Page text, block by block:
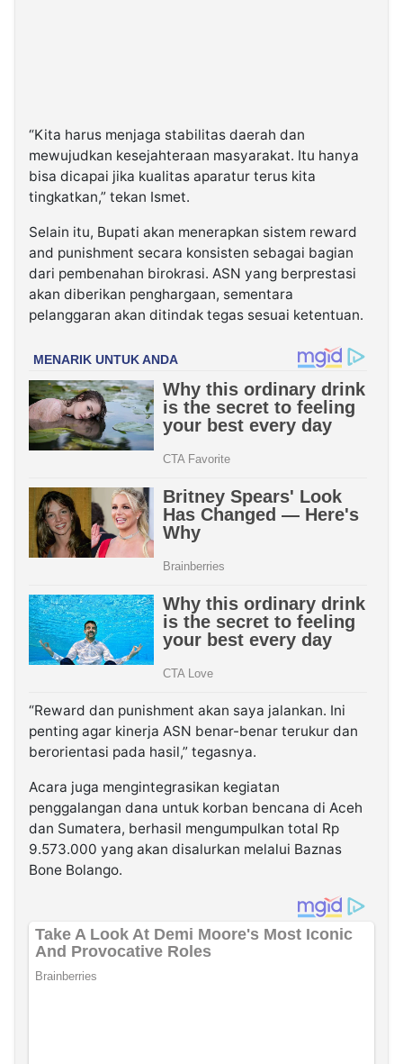
“Kita harus menjaga stabilitas daerah dan
mewujudkan kesejahteraan masyarakat. Itu hanya
bisa dicapai jika kualitas aparatur terus kita
tingkatkan,” tekan Ismet.
Selain itu, Bupati akan menerapkan sistem reward
and punishment secara konsisten sebagai bagian
dari pembenahan birokrasi. ASN yang berprestasi
akan diberikan penghargaan, sementara
pelanggaran akan ditindak tegas sesuai ketentuan.
“Reward dan punishment akan saya jalankan. Ini
penting agar kinerja ASN benar-benar terukur dan
berorientasi pada hasil,” tegasnya.
Acara juga mengintegrasikan kegiatan
penggalangan dana untuk korban bencana di Aceh
dan Sumatera, berhasil mengumpulkan total Rp
9.573.000 yang akan disalurkan melalui Baznas
Bone Bolango.